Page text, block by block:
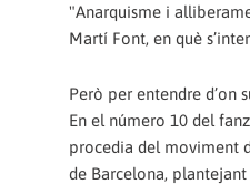
"Anarquisme i
Martí Font, en què
Però per entendre d’on
En el número 10 del
procedia del moviment
de Barcelona,